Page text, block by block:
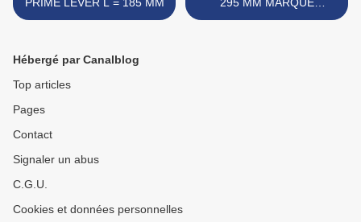
INCONNUE >
Hébergé par Canalblog
Top articles
Pages
Contact
Signaler un abus
C.G.U.
Cookies et données personnelles